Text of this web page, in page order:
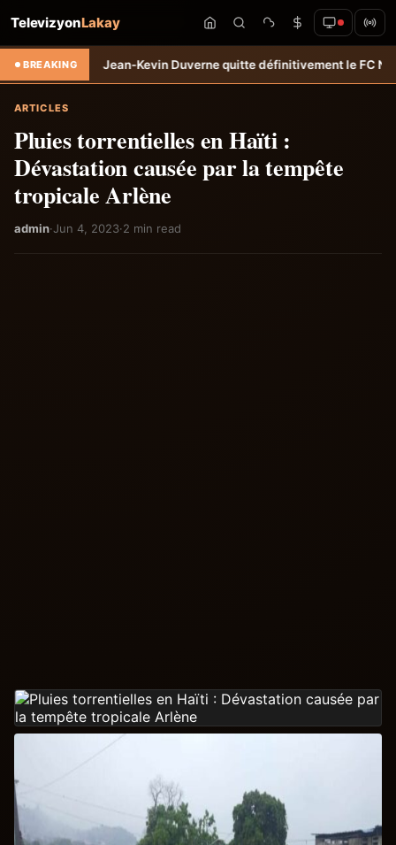
TelevizyonLakay
BREAKING
Jean-Kevin Duverne quitte définitivement le FC Nantes
ARTICLES
Pluies torrentielles en Haïti :
Dévastation causée par la tempête
tropicale Arlène
admin·Jun 4, 2023·2 min read